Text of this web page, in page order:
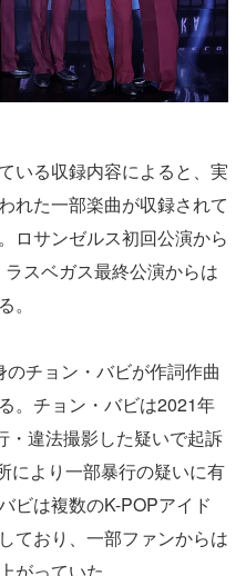
いる収録内容によると、実
れた一部楽曲が収録されて
ロサンゼルス初回公演から
スベガス最終公演からは
。
チョン・バビが作詞作曲
。チョン・バビは2021年
・違法撮影した疑いで起訴
により一部暴行の疑いに有
ビは複数のK-POPアイド
ており、一部ファンからは